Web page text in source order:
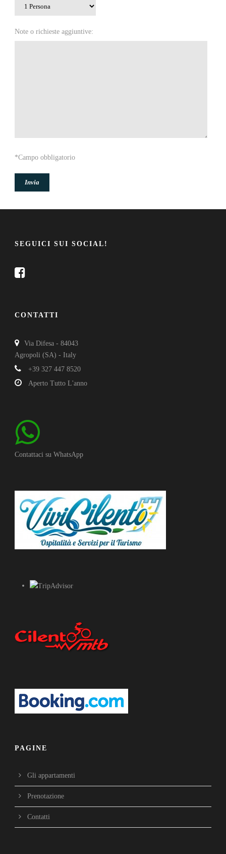
Note o richieste aggiuntive:
*Campo obbligatorio
SEGUICI SUI SOCIAL!
CONTATTI
Via Difesa - 84043
Agropoli (SA) - Italy
+39 327 447 8520
Aperto Tutto L'anno
Contattaci su WhatsApp
PAGINE
Gli appartamenti
Prenotazione
Contatti